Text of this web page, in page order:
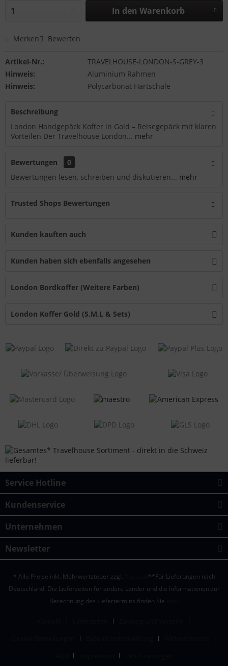
In den Warenkorb
Merken Bewerten
Artikel-Nr.:
TRAVELHOUSE-LONDON-S-GREY-3
Hinweis:
Aluminium Rahmen
Hinweis:
Polycarbonat Hartschale
Beschreibung
London Handgepäck Koffer in Gold – Reisegepäck mit klaren
Vorteilen Der Travelhouse London... mehr
Bewertungen
0
Bewertungen lesen, schreiben und diskutieren... mehr
Trusted Shops Bewertungen
Kunden kauften auch
Kunden haben sich ebenfalls angesehen
London Bordkoffer (Weitere Farben)
London Koffer Gold (S,M,L & Sets)
Service Hotline
Kundenservice
Unternehmen
Newsletter
* Alle Preise inkl. Mehrwertsteuer zzgl.
**Für Lieferungen nach
Deutschland. Die Lieferzeiten für andere Länder und die Informationen zur
Berechnung des Liefertermins finden Sie